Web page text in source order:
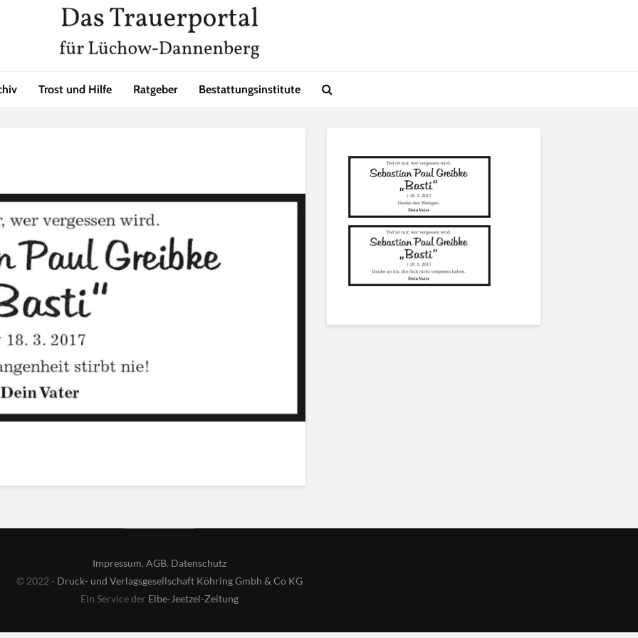
Trost und Hilfe Ratgeber Bestattungsinstitute
Impressum, AGB, Datenschutz
© 2022 - Druck- und Verlagsgesellschaft Köhring Gmbh & Co KG
Ein Service der Elbe-Jeetzel-Zeitung